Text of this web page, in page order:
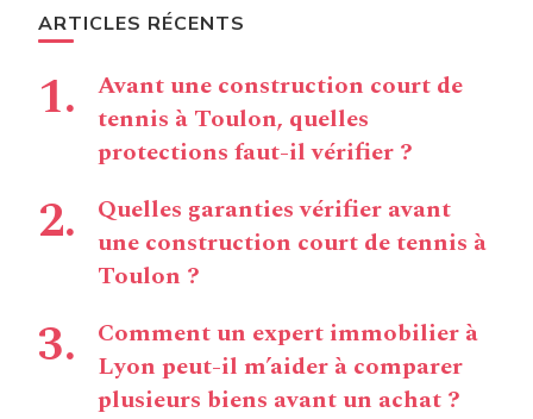
ARTICLES RÉCENTS
Avant une construction court de
tennis à Toulon, quelles
protections faut-il vérifier ?
Quelles garanties vérifier avant
une construction court de tennis à
Toulon ?
Comment un expert immobilier à
Lyon peut-il m’aider à comparer
plusieurs biens avant un achat ?